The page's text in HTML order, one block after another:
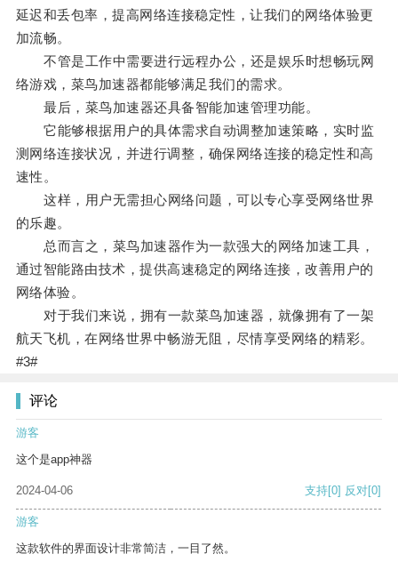
延迟和丢包率，提高网络连接稳定性，让我们的网络体验更
加流畅。
不管是工作中需要进行远程办公，还是娱乐时想畅玩网
络游戏，菜鸟加速器都能够满足我们的需求。
最后，菜鸟加速器还具备智能加速管理功能。
它能够根据用户的具体需求自动调整加速策略，实时监
测网络连接状况，并进行调整，确保网络连接的稳定性和高
速性。
这样，用户无需担心网络问题，可以专心享受网络世界
的乐趣。
总而言之，菜鸟加速器作为一款强大的网络加速工具，
通过智能路由技术，提供高速稳定的网络连接，改善用户的
网络体验。
对于我们来说，拥有一款菜鸟加速器，就像拥有了一架
航天飞机，在网络世界中畅游无阻，尽情享受网络的精彩。
#3#
评论
游客
这个是app神器
2024-04-06 支持[0] 反对[0]
游客
这款软件的界面设计非常简洁，一目了然。